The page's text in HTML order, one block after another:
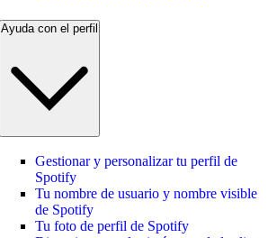
Ayuda con el perfil
Gestionar y personalizar tu perfil de
Spotify
Tu nombre de usuario y nombre visible
de Spotify
Tu foto de perfil de Spotify